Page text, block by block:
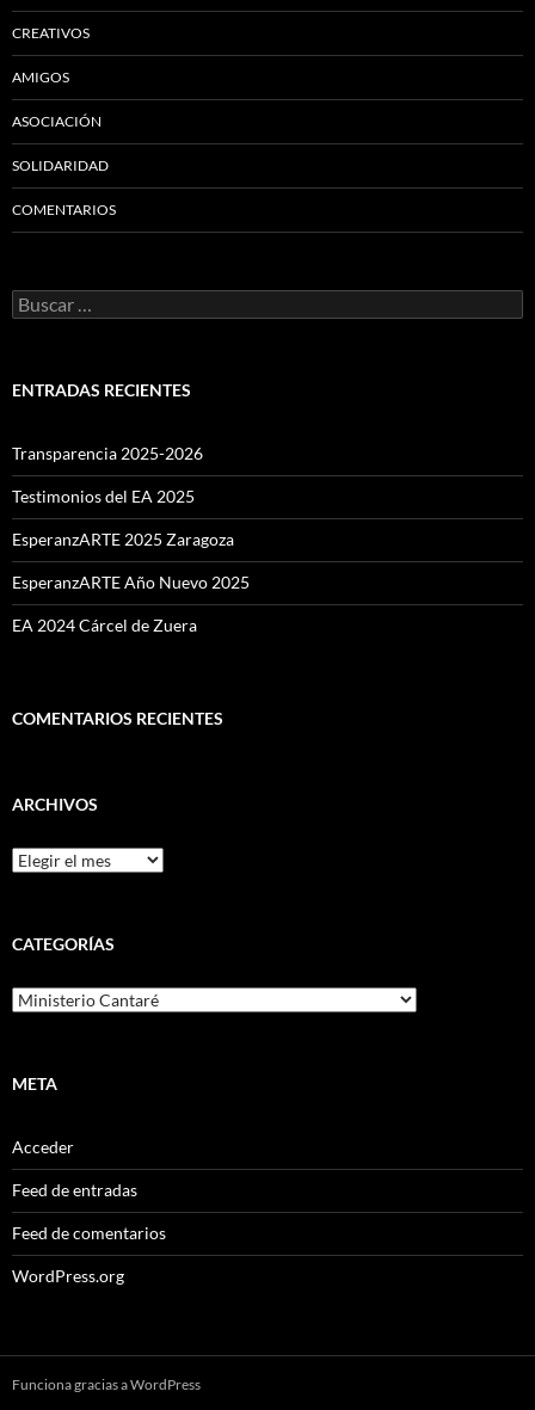
CREATIVOS
AMIGOS
ASOCIACIÓN
SOLIDARIDAD
COMENTARIOS
Buscar:
ENTRADAS RECIENTES
Transparencia 2025-2026
Testimonios del EA 2025
EsperanzARTE 2025 Zaragoza
EsperanzARTE Año Nuevo 2025
EA 2024 Cárcel de Zuera
COMENTARIOS RECIENTES
ARCHIVOS
Archivos
CATEGORÍAS
Categorías
META
Acceder
Feed de entradas
Feed de comentarios
WordPress.org
Funciona gracias a WordPress